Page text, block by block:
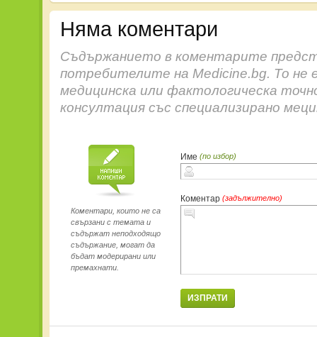
Няма коментари
Съдържанието в коментарите
потребителите на Medicine.bg. То не
медицинска или фактологическа
консултация със специализирано
Име (по избор)
Коментар (задължително)
ИЗПРАТИ
Коментари, които не са
свързани с темата и
съдържат неподходящо
съдържание, могат да
бъдат модерирани или
премахнати.